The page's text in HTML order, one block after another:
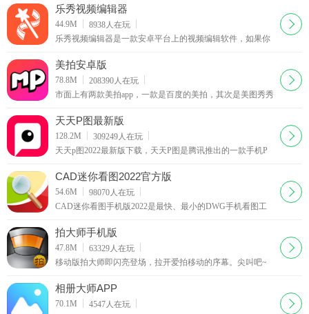
元素和模板。还有海量潮流滤镜贴纸壁纸可供选择，做海
报，拍萌照，全都不在话下。
乐秀视频编辑器
44.9M 8938人在玩
乐秀视频编辑器是一款安卓平台上的视频编辑软件，如果你
下载
美拍安卓版
78.8M 208390人在玩
市面上有两款美拍app，一款是百度的美拍，其次是美图秀秀
可以使用这款美拍最新版app拍摄自己的段视频咯。
下载
天天P图最新版
128.2M 309249人在玩
天天p图2022最新版下载，天天P图是腾讯推出的一款手机P
镜，而天天P图软件就给了我们很好的秀秀自己的机会
下载
CAD迷你看图2022官方版
54.6M 98070人在玩
CAD迷你看图手机版2022是最快、最小的DWG手机看图工
迷你看图是最快、最小的DWG看图工具。
下载
拍大师手机版
47.8M 63329人在玩
移动版拍大师即闪亮登场，拉开爱拍移动的序幕。尖叫吧~
视频创作变得简单，随时随地创作大时代已经到来，准备好
你的手机吧。
下载
相册大师APP
70.1M 4547人在玩
下载